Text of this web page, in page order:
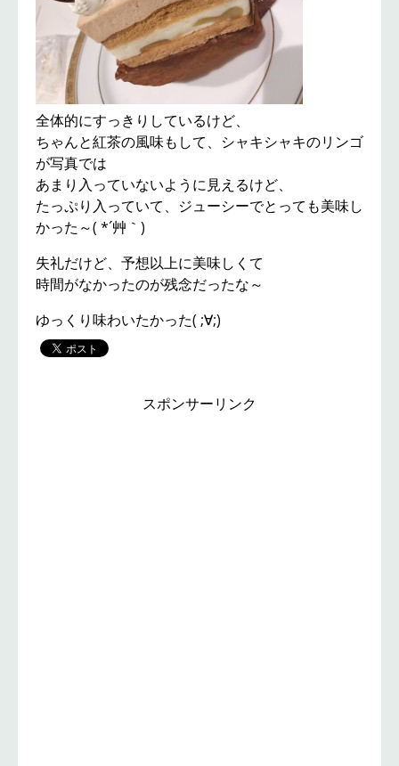
全体的にすっきりしているけど、
ちゃんと紅茶の風味もして、シャキシャキのリンゴ
が写真では
あまり入っていないように見えるけど、
たっぷり入っていて、ジューシーでとっても美味し
かった～( *´艸｀)
失礼だけど、予想以上に美味しくて
時間がなかったのが残念だったな～
ゆっくり味わいたかった( ;∀;)
スポンサーリンク